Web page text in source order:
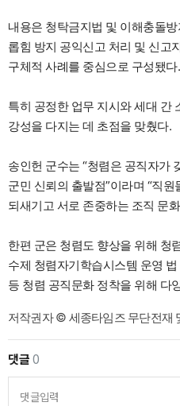
내용은 청탁금지법 및 이해충돌
롭힘 방지 공익신고 처리 및 신고
구체적 사례를 중심으로 구성됐다.
특히 공정한 업무 지시와 세대 간
강성을 다지는 데 초점을 맞췄다.
송인헌 군수는 “청렴은 공직자가
군민 신뢰의 출발점”이라며 “직
되새기고 서로 존중하는 조직 문
한편 군은 청렴도 향상을 위해 청
수제 청렴자기학습시스템 운영
등 청렴 공직문화 정착을 위해 다
저작권자 © 세종타임즈 무단전재
댓글0
댓글입력